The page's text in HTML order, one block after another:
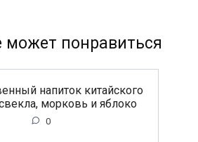
может понравиться
напиток китайского
морковь и яблоко
0